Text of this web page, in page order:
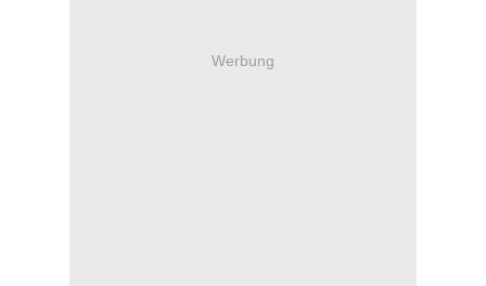
Werbung